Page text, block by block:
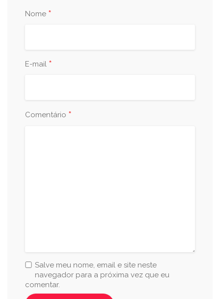
Nome *
E-mail *
Comentário *
Salve meu nome, email e site neste
navegador para a próxima vez que eu
comentar.